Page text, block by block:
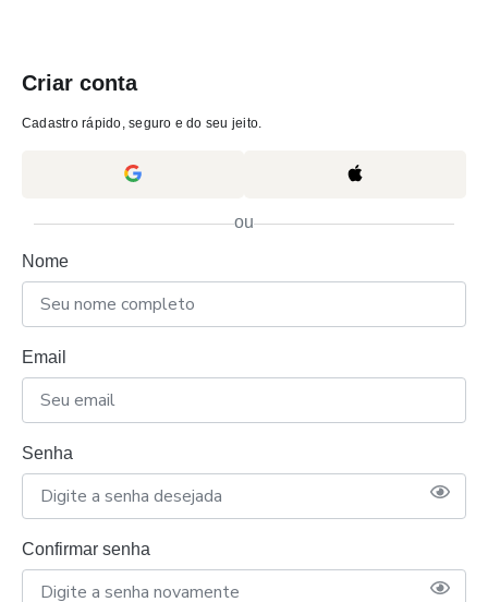
Criar conta
Cadastro rápido, seguro e do seu jeito.
ou
Nome
Email
Senha
Confirmar senha